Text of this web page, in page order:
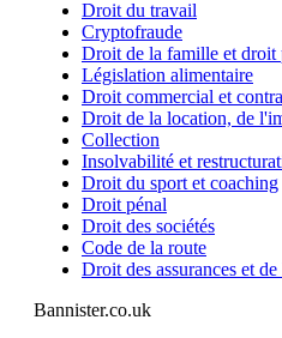
Droit du travail
Cryptofraude
Droit de la famille et droit
Législation alimentaire
Droit commercial et
Droit de la location, de
Collection
Insolvabilité et
Droit du sport et coaching
Droit pénal
Droit des sociétés
Code de la route
Droit des assurances et
Bannister.co.uk